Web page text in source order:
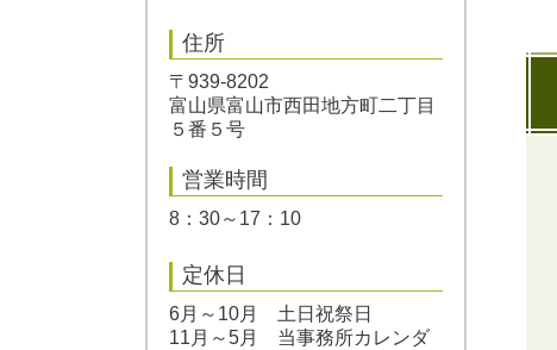
住所
〒939-8202
富山県富山市西田地方町二丁目
５番５号
営業時間
8：30～17：10
定休日
6月～10月 土日祝祭日
11月～5月 当事務所カレンダ